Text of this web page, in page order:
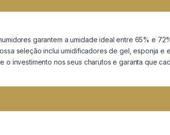
garantem a umidade ideal entre 65% e
seleção inclui umidificadores de gel, esponja e
investimento nos seus charutos e garanta que